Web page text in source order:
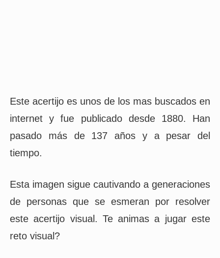
Este acertijo es unos de los mas buscados en
internet y fue publicado desde 1880. Han
pasado más de 137 años y a pesar del
tiempo.
Esta imagen sigue cautivando a generaciones
de personas que se esmeran por resolver
este acertijo visual. Te animas a jugar este
reto visual?